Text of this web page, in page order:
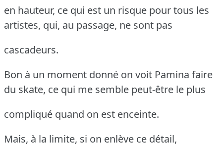
en hauteur, ce qui est un risque pour tous les
artistes, qui, au passage, ne sont pas
cascadeurs.
Bon à un moment donné on voit Pamina faire
du skate, ce qui me semble peut-être le plus
compliqué quand on est enceinte.
Mais, à la limite, si on enlève ce détail,